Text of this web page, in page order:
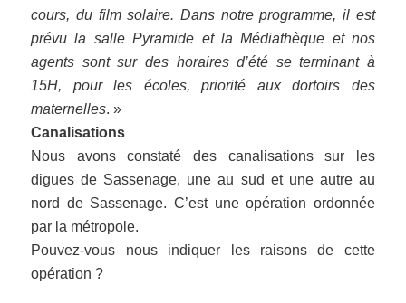
cours, du film solaire. Dans notre programme, il est
prévu la salle Pyramide et la Médiathèque et nos
agents sont sur des horaires d’été se terminant à
15H, pour les écoles, priorité aux dortoirs des
maternelles. »
Canalisations
Nous avons constaté des canalisations sur les
digues de Sassenage, une au sud et une autre au
nord de Sassenage. C’est une opération ordonnée
par la métropole.
Pouvez-vous nous indiquer les raisons de cette
opération ?